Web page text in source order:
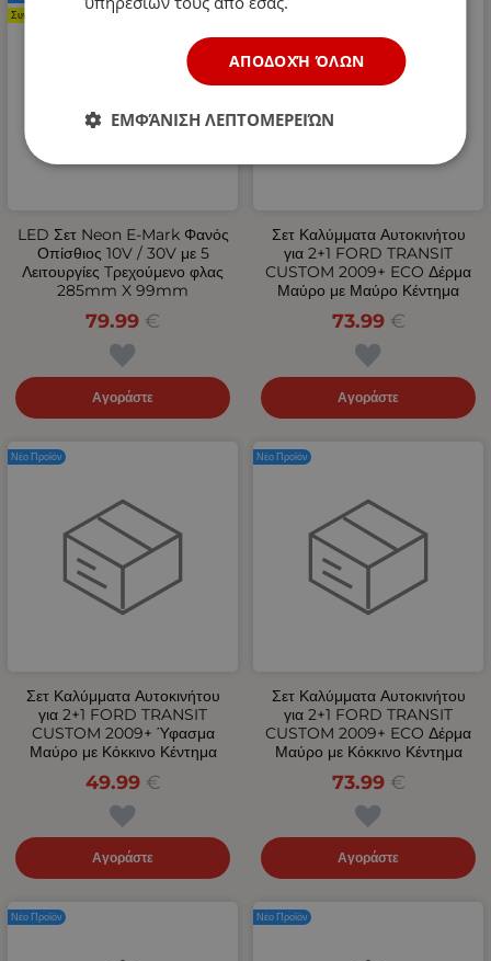
LED Σετ Neon Е-Мark Φανός
Οπίσθιος 10V / 30V με 5
Λειτουργίες Tρεχούμενο φλας
285mm X 99mm
79.99 €
Αγοράστε
Συνιστάται
Σετ Καλύμματα Αυτοκινήτου
για 2+1 FORD TRANSIT
CUSTOM 2009+ ECO Δέρμα
Μαύρο με Μαύρο Κέντημα
73.99 €
Αγοράστε
Σετ Καλύμματα Αυτοκινήτου
για 2+1 FORD TRANSIT
CUSTOM 2009+ Ύφασμα
Μαύρο με Κόκκινο Κέντημα
49.99 €
Αγοράστε
Νέο Προϊόν
Σετ Καλύμματα Αυτοκινήτου
για 2+1 FORD TRANSIT
CUSTOM 2009+ ECO Δέρμα
Μαύρο με Κόκκινο Κέντημα
73.99 €
Αγοράστε
Νέο Προϊόν
Νέο Προϊόν Νέο Προϊόν
ΑΠΟΔΟΧΉ ΌΛΩΝ
ΕΜΦΆΝΙΣΗ ΛΕΠΤΟΜΕΡΕΙΏΝ